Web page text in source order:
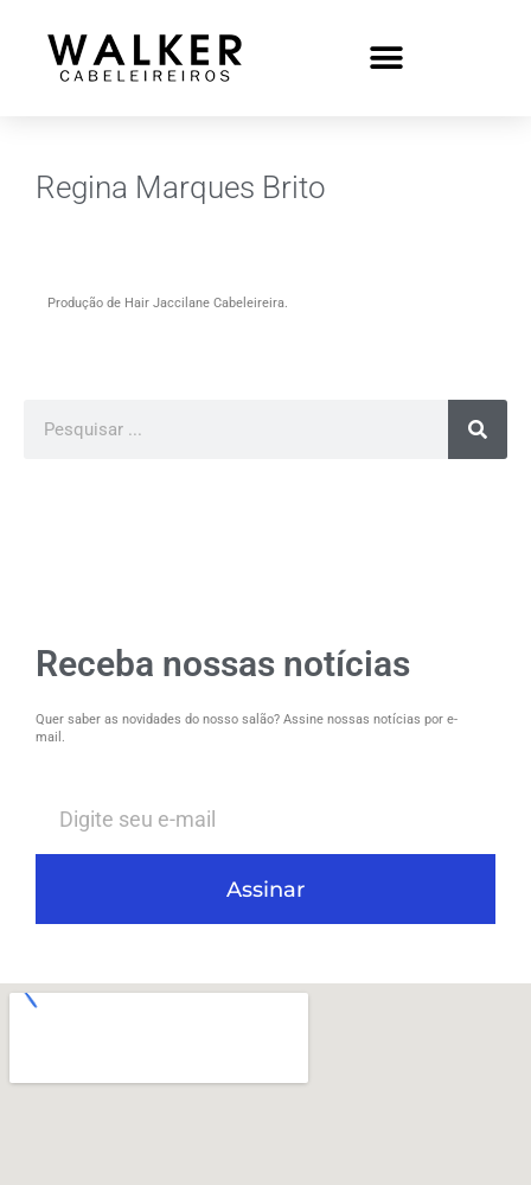
Regina Marques Brito
Produção de Hair Jaccilane Cabeleireira.
Receba nossas notícias
Quer saber as novidades do nosso salão? Assine nossas notícias por e-
mail.
Assinar